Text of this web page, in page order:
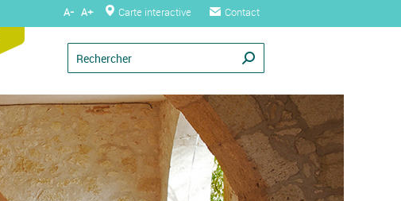
A- A+ Carte interactive Contact